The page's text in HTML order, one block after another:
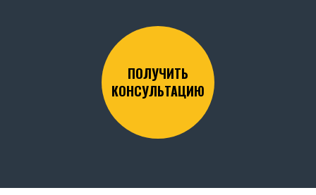
ПОЛУЧИТЬ
КОНСУЛЬТАЦИЮ